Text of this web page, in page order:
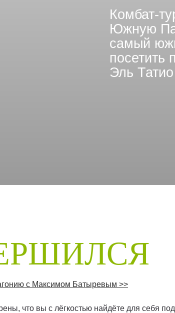
Комбат-
Южную
самый
посетить
Эль Татио
с Максимом Батыревым >>
что вы с лёгкостью найдёте для себя